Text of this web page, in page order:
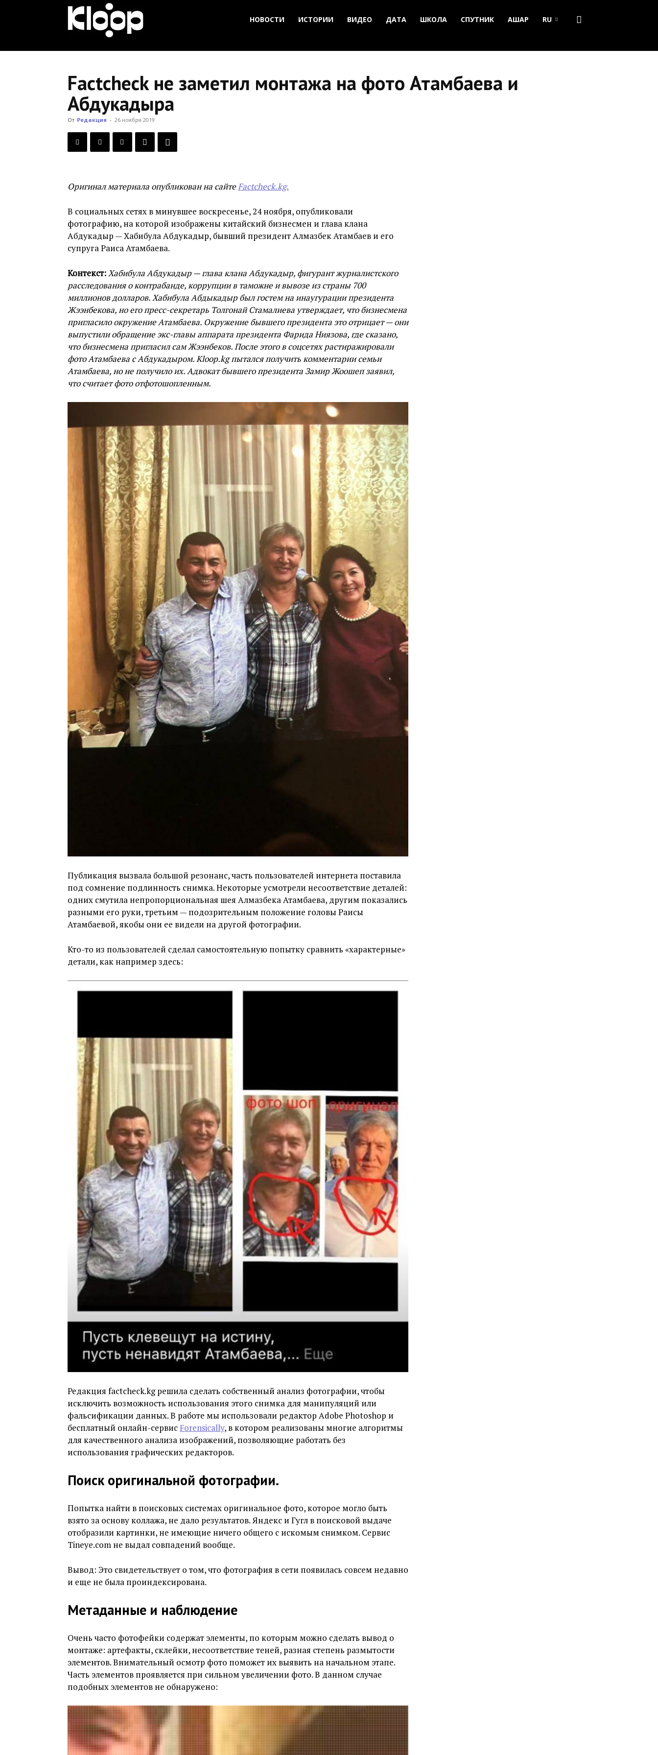
Кыргызстана
НОВОСТИ ИСТОРИИ ВИДЕО ДАТА ШКОЛА СПУТНИК АШАР RU
Factcheck не заметил монтажа на фото Атамбаева и
Абдукадыра
От Редакция - 26 ноября 2019
Оригинал материала опубликован на сайтеFactcheck.kg.
В социальных сетях в минувшее воскресенье, 24 ноября, опубликовали
фотографию, на которой изображены китайский бизнесмен и глава клана
Абдукадыр — Хабибула Абдукадыр, бывший президент Алмазбек Атамбаев и его
супруга Раиса Атамбаева.
Контекст:Хабибула Абдукадыр — глава клана Абдукадыр, фигурант журналистского
расследования о контрабанде, коррупции в таможне и вывозе из страны 700
миллионов долларов. Хабибула Абдыкадыр был гостем на инаугурации президента
Жээнбекова, но его пресс-секретарь Толгонай Стамалиева утверждает, что бизнесмена
пригласило окружение Атамбаева. Окружение бывшего президента это отрицает — они
выпустили обращение экс-главы аппарата президента Фарида Ниязова, где сказано,
что бизнесмена пригласил сам Жээнбеков. После этого в соцсетях растиражировали
фото Атамбаева с Абдукадыром. Kloop.kg пытался получить комментарии семьи
Атамбаева, но не получило их. Адвокат бывшего президента Замир Жоошеп заявил,
что считает фото отфотошопленным.
Публикация вызвала большой резонанс, часть пользователей интернета поставила
под сомнение подлинность снимка. Некоторые усмотрели несоответствие деталей:
одних смутила непропорциональная шея Алмазбека Атамбаева, другим показались
разными его руки, третьим — подозрительным положение головы Раисы
Атамбаевой, якобы они ее видели на другой фотографии.
Кто-то из пользователей сделал самостоятельную попытку сравнить «характерные»
детали, как например здесь:
Редакция factcheck.kg решила сделать собственный анализ фотографии, чтобы
исключить возможность использования этого снимка для манипуляций или
фальсификации данных. В работе мы использовали редактор Adobe Photoshop и
бесплатный онлайн-сервис Forensically, в котором реализованы многие алгоритмы
для качественного анализа изображений, позволяющие работать без
использования графических редакторов.
Поиск оригинальной фотографии.
Попытка найти в поисковых системах оригинальное фото, которое могло быть
взято за основу коллажа, не дало результатов. Яндекс и Гугл в поисковой выдаче
отобразили картинки, не имеющие ничего общего с искомым снимком. Сервис
Tineye.com не выдал совпадений вообще.
Вывод: Это свидетельствует о том, что фотография в сети появилась совсем недавно
и еще не была проиндексирована.
Метаданные и наблюдение
Очень часто фотофейки содержат элементы, по которым можно сделать вывод о
монтаже: артефакты, склейки, несоответствие теней, разная степень размытости
элементов. Внимательный осмотр фото поможет их выявить на начальном этапе.
Часть элементов проявляется при сильном увеличении фото. В данном случае
подобных элементов не обнаружено: